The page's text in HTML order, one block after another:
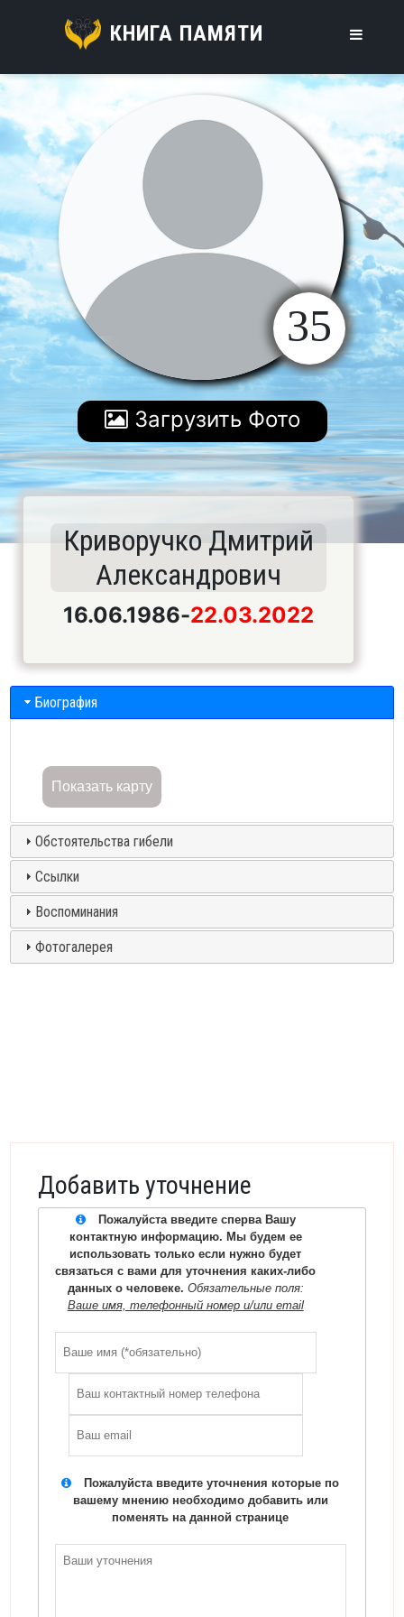
КНИГА ПАМЯТИ
35
Загрузить Фото
Криворучко Дмитрий
Александрович
16.06.1986-22.03.2022
Биография
Показать карту
Обстоятельства гибели
Ссылки
Воспоминания
Фотогалерея
Добавить уточнение
Пожалуйста введите сперва Вашу
контактную информацию. Мы будем ее
использовать только если нужно будет
связаться с вами для уточнения каких-либо
данных о человеке. Обязательные поля:
Ваше имя, телефонный номер и/или email
Пожалуйста введите уточнения которые по
вашему мнению необходимо добавить или
поменять на данной странице